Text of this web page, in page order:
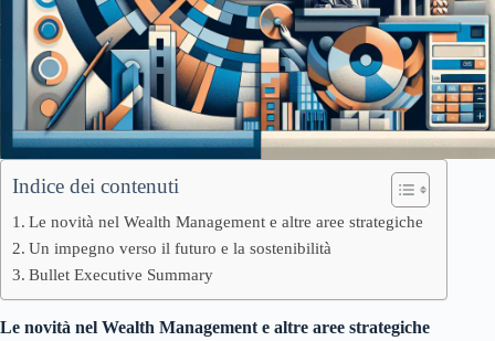
Indice dei contenuti
Le novità nel Wealth Management e altre aree strategiche
Un impegno verso il futuro e la sostenibilità
Bullet Executive Summary
Le novità nel Wealth Management e altre aree strategiche